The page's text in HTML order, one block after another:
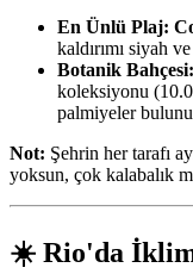
En Ünlü Plaj:
kaldırımı siyah
Botanik Bahçesi:
koleksiyonu
palmiyeler
Not: Şehrin her tarafı
yoksun, çok kalabalık
☀️ Rio'da İklim